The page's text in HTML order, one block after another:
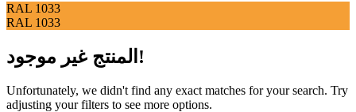
RAL 1033
RAL 1033
المنتج غير موجود!
Unfortunately, we didn't find any exact matches for your search. Try
adjusting your filters to see more options.